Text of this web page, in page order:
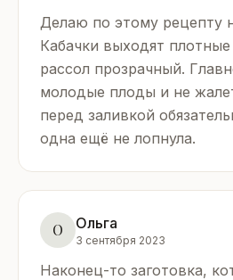
Делаю по этому рецепту
Кабачки выходят
рассол прозрачный.
молодые плоды и не
перед заливкой
одна ещё не лопнула.
О Ольга
3 сентября 2023
Наконец-то заготовка,